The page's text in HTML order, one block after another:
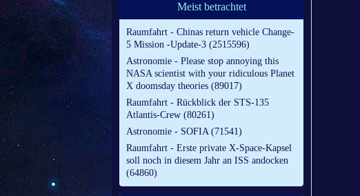
Meist betrachtet
Raumfahrt - Chinas return vehicle Change-
5 Mission -Update-3 (2515596)
Astronomie - Please stop annoying this
NASA scientist with your ridiculous Planet
X doomsday theories (89017)
Raumfahrt - Rückblick der STS-135
Atlantis-Crew (80261)
Astronomie - SOFIA (71541)
Raumfahrt - Erste private X-Space-Kapsel
soll noch in diesem Jahr an ISS andocken
(64860)